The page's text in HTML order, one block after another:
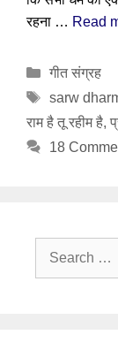
रहना … Read
Categories
गीत संग्रह
Tags
sarw
राम है तू रहीम है,
18
Search